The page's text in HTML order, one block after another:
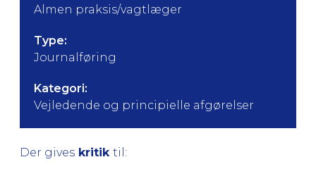
Almen praksis/vagtlæger
Type:
Journalføring
Kategori:
Vejledende og principielle afgørelser
Der gives kritik til: